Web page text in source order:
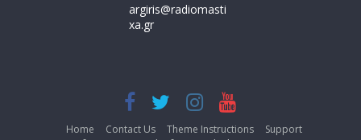
argiris@radiomasti
xa.gr
Home Contact Us Theme Instructions Support